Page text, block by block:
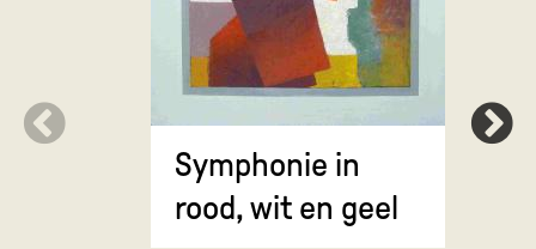
Symphonie in
rood, wit en geel